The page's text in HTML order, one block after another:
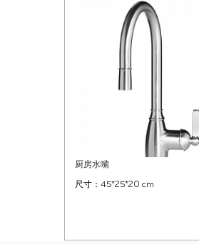
厨房水嘴
尺寸：45*25*20 cm